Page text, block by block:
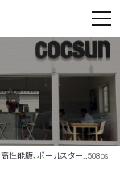
性能版、ポールスター…508ps